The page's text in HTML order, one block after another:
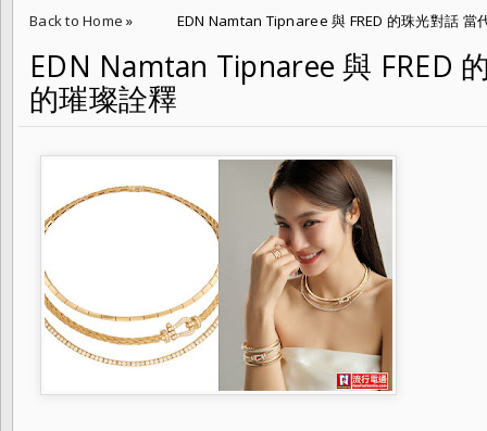
Back to Home » EDN Namtan Tipnaree 與 FRED 的珠光對話 當
EDN Namtan Tipnaree 與 FRED
的璀璨詮釋